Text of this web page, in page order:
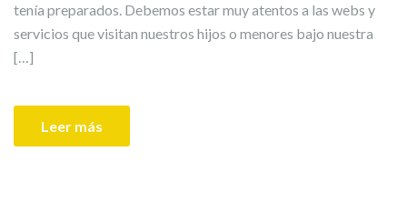
tenía preparados. Debemos estar muy atentos a las webs y
servicios que visitan nuestros hijos o menores bajo nuestra
[…]
Leer más